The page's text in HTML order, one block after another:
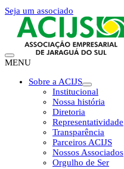
Seja um associado
MENU
Sobre a ACIJS
Institucional
Nossa história
Diretoria
Representatividade
Transparência
Parceiros ACIJS
Nossos Associados
Orgulho de Ser